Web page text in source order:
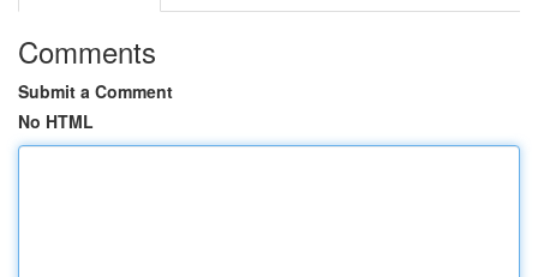
Comments
Submit a Comment
No HTML